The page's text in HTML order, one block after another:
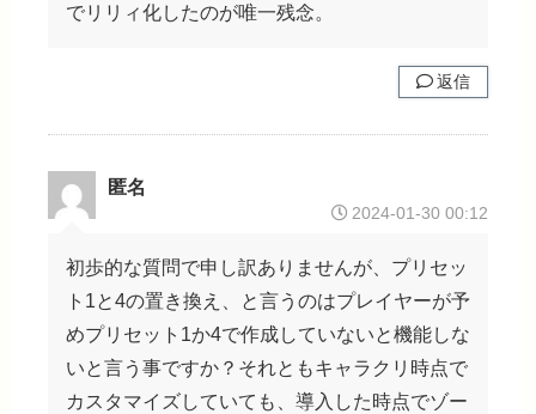
でリリィ化したのが唯一残念。
返信
匿名
2024-01-30 00:12
初歩的な質問で申し訳ありませんが、プリセッ
ト1と4の置き換え、と言うのはプレイヤーが予
めプリセット1か4で作成していないと機能しな
いと言う事ですか？それともキャラクリ時点で
カスタマイズしていても、導入した時点でゾー